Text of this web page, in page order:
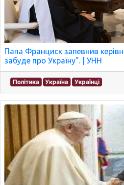
Папа Франциск запевнив
забуде про Україну". | УНН
Політика Україна Українці